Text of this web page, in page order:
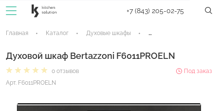
+7 (843) 205-02-75
Главная Каталог Духовые шкафы Электрические
Духовой шкаф Bertazzoni F6011PROELN
0 отзывов
Под заказ
Арт. F6011PROELN